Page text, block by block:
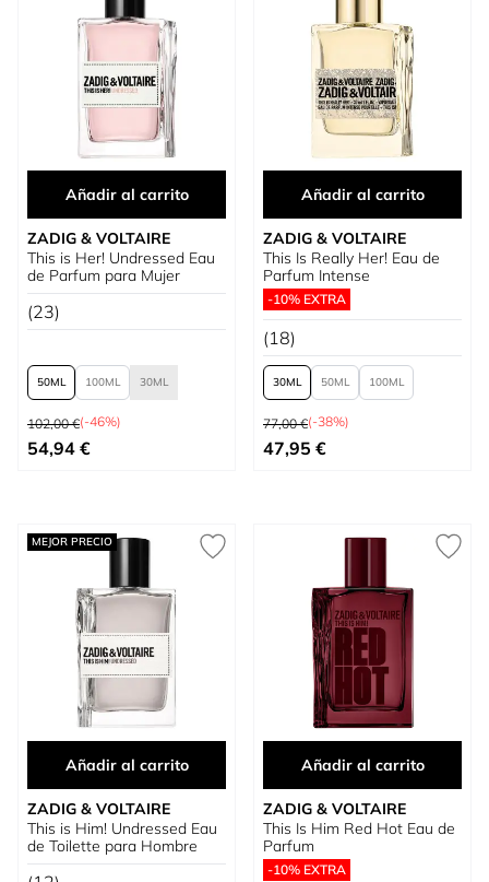
Añadir al carrito
ZADIG & VOLTAIRE
This is Her! Undressed Eau
de Parfum para Mujer
(23)
30
50 100
Precio habitual
102,00 €(-46%)
Tan bajo como
54,94 €
Añadir al carrito
ZADIG & VOLTAIRE
This Is Really Her! Eau de
Parfum Intense
-10% EXTRA
(18)
30 50 100
Precio habitual
77,00 €(-38%)
Tan bajo como
47,95 €
MEJOR PRECIO
Añadir al carrito
ZADIG & VOLTAIRE
This is Him! Undressed Eau
de Toilette para Hombre
Añadir al carrito
ZADIG & VOLTAIRE
This Is Him Red Hot Eau de
Parfum
-10% EXTRA